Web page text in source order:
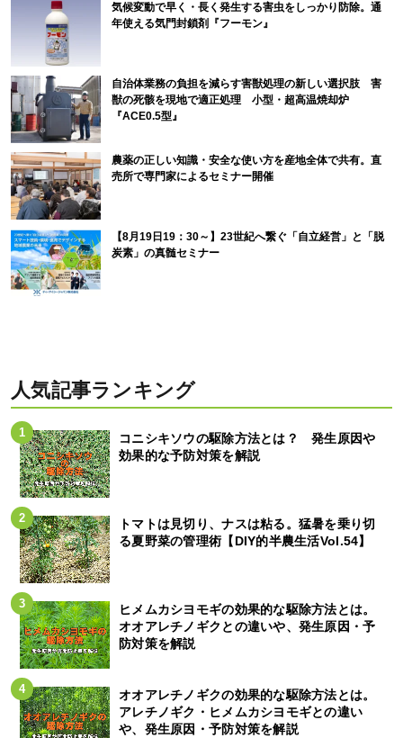
気候変動で早く・長く発生する害虫をしっかり防除。通
年使える気門封鎖剤『フーモン』
自治体業務の負担を減らす害獣処理の新しい選択肢 害
獣の死骸を現地で適正処理 小型・超高温焼却炉
『ACE0.5型』
農薬の正しい知識・安全な使い方を産地全体で共有。直
売所で専門家によるセミナー開催
【8月19日19：30～】23世紀へ繋ぐ「自立経営」と「脱
炭素」の真髄セミナー
人気記事ランキング
コニシキソウの駆除方法とは？ 発生原因や
効果的な予防対策を解説
トマトは見切り、ナスは粘る。猛暑を乗り切
る夏野菜の管理術【DIY的半農生活Vol.54】
ヒメムカシヨモギの効果的な駆除方法とは。
オオアレチノギクとの違いや、発生原因・予
防対策を解説
オオアレチノギクの効果的な駆除方法とは。
アレチノギク・ヒメムカシヨモギとの違い
や、発生原因・予防対策を解説